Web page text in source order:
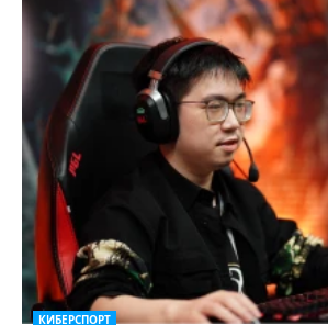
КИБЕРСПОРТ